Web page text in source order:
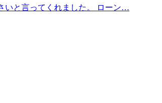
いと言ってくれました。 ローン…